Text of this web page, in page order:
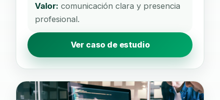
Valor: comunicación clara y presencia
profesional.
Ver caso de estudio